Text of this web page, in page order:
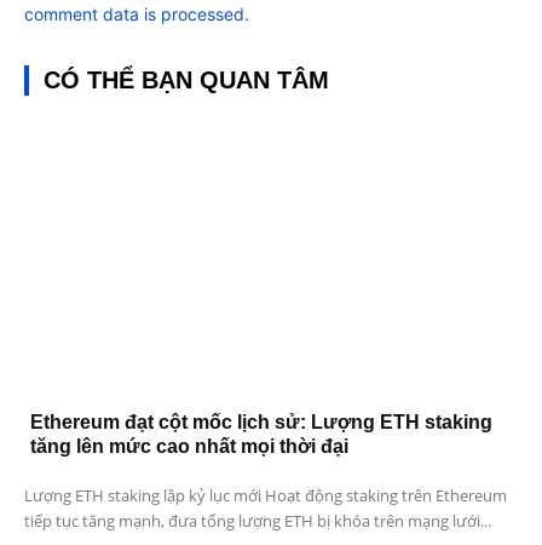
comment data is processed.
CÓ THỂ BẠN QUAN TÂM
Ethereum đạt cột mốc lịch sử: Lượng ETH staking
tăng lên mức cao nhất mọi thời đại
Lượng ETH staking lập kỷ lục mới Hoạt động staking trên Ethereum
tiếp tục tăng mạnh, đưa tổng lượng ETH bị khóa trên mạng lưới...